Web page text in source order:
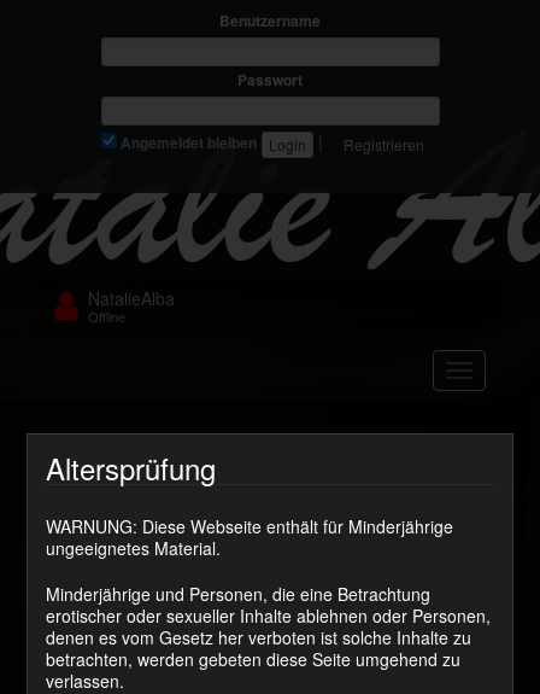
Benutzername
Passwort
Angemeldet bleiben Registrieren
NatalieAlba
Offline
Matratzensport
Altersprüfung
WARNUNG: Diese Webseite enthält für Minderjährige
ungeeignetes Material.
Minderjährige und Personen, die eine Betrachtung
erotischer oder sexueller Inhalte ablehnen oder Personen,
denen es vom Gesetz her verboten ist solche Inhalte zu
betrachten, werden gebeten diese Seite umgehend zu
verlassen.